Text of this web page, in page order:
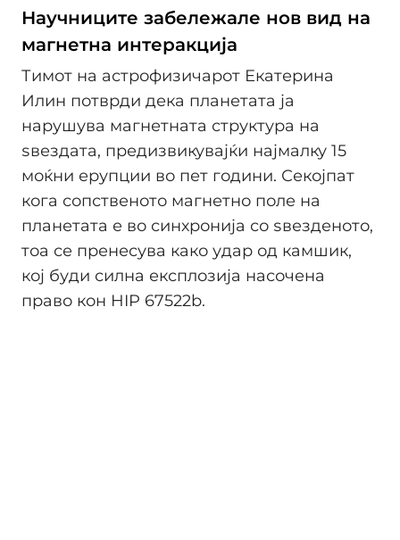
Научниците забележале нов вид на
магнетна интеракција
Тимот на астрофизичарот Екатерина
Илин потврди дека планетата ја
нарушува магнетната структура на
ѕвездата, предизвикувајќи најмалку 15
моќни ерупции во пет години. Секојпат
кога сопственото магнетно поле на
планетата е во синхронија со ѕвезденото,
тоа се пренесува како удар од камшик,
кој буди силна експлозија насочена
право кон HIP 67522b.